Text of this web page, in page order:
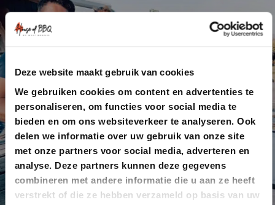
Deze website maakt gebruik van cookies
We gebruiken cookies om content en advertenties te
personaliseren, om functies voor social media te
bieden en om ons websiteverkeer te analyseren. Ook
delen we informatie over uw gebruik van onze site
met onze partners voor social media, adverteren en
analyse. Deze partners kunnen deze gegevens
combineren met andere informatie die u aan ze heeft
verstrekt of die ze hebben verzameld op basis van uw